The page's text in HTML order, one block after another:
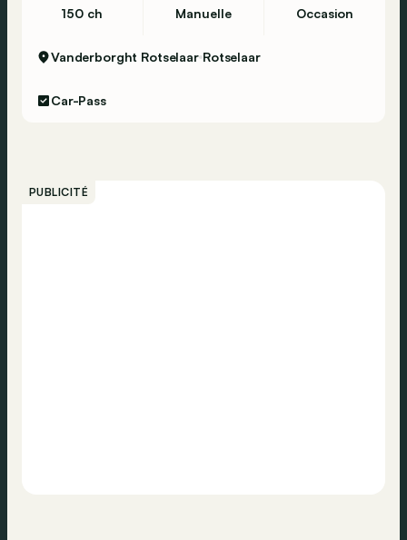
150 ch Manuelle Occasion
Vanderborght Rotselaar Rotselaar
Car-Pass
PUBLICITÉ